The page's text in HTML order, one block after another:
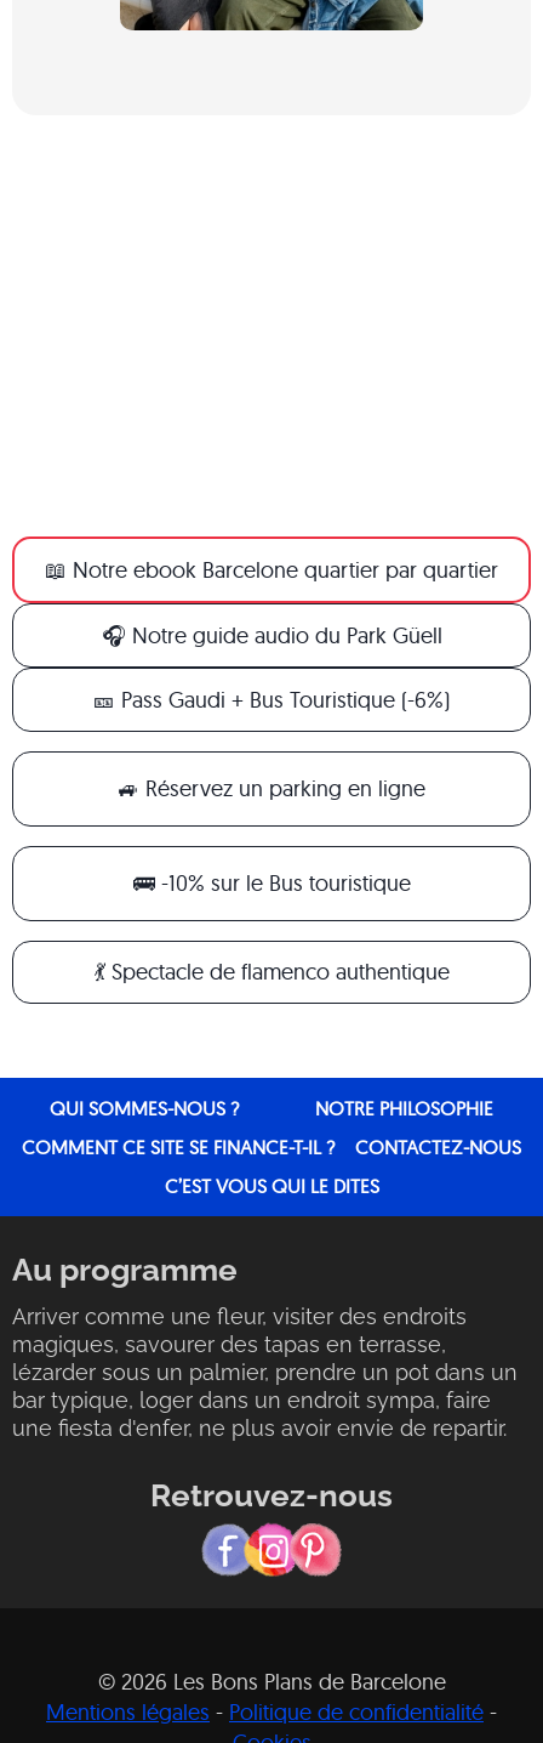
📖 Notre ebook Barcelone quartier par quartier
🎧 Notre guide audio du Park Güell
🎫 Pass Gaudi + Bus Touristique (-6%)
🚙 Réservez un parking en ligne
🚌 -10% sur le Bus touristique
💃 Spectacle de flamenco authentique
QUI SOMMES-NOUS ?
NOTRE PHILOSOPHIE
COMMENT CE SITE SE FINANCE-T-IL ?
CONTACTEZ-NOUS
C’EST VOUS QUI LE DITES
Au programme
Arriver comme une fleur, visiter des endroits
magiques, savourer des tapas en terrasse,
lézarder sous un palmier, prendre un pot dans un
bar typique, loger dans un endroit sympa, faire
une fiesta d'enfer, ne plus avoir envie de repartir.
Retrouvez-nous
© 2026 Les Bons Plans de Barcelone
Mentions légales - Politique de confidentialité -